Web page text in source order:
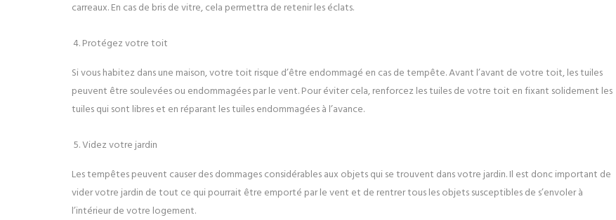
carreaux. En cas de bris de vitre, cela permettra de retenir les éclats.
Protégez votre toit
Si vous habitez dans une maison, votre toit risque d’être endommagé en cas de tempête. Avant l’avant de votre toit, les tuiles
peuvent être soulevées ou endommagées par le vent. Pour éviter cela, renforcez les tuiles de votre toit en fixant solidement les
tuiles qui sont libres et en réparant les tuiles endommagées à l’avance.
Videz votre jardin
Les tempêtes peuvent causer des dommages considérables aux objets qui se trouvent dans votre jardin. Il est donc important de
vider votre jardin de tout ce qui pourrait être emporté par le vent et de rentrer tous les objets susceptibles de s’envoler à
l’intérieur de votre logement.